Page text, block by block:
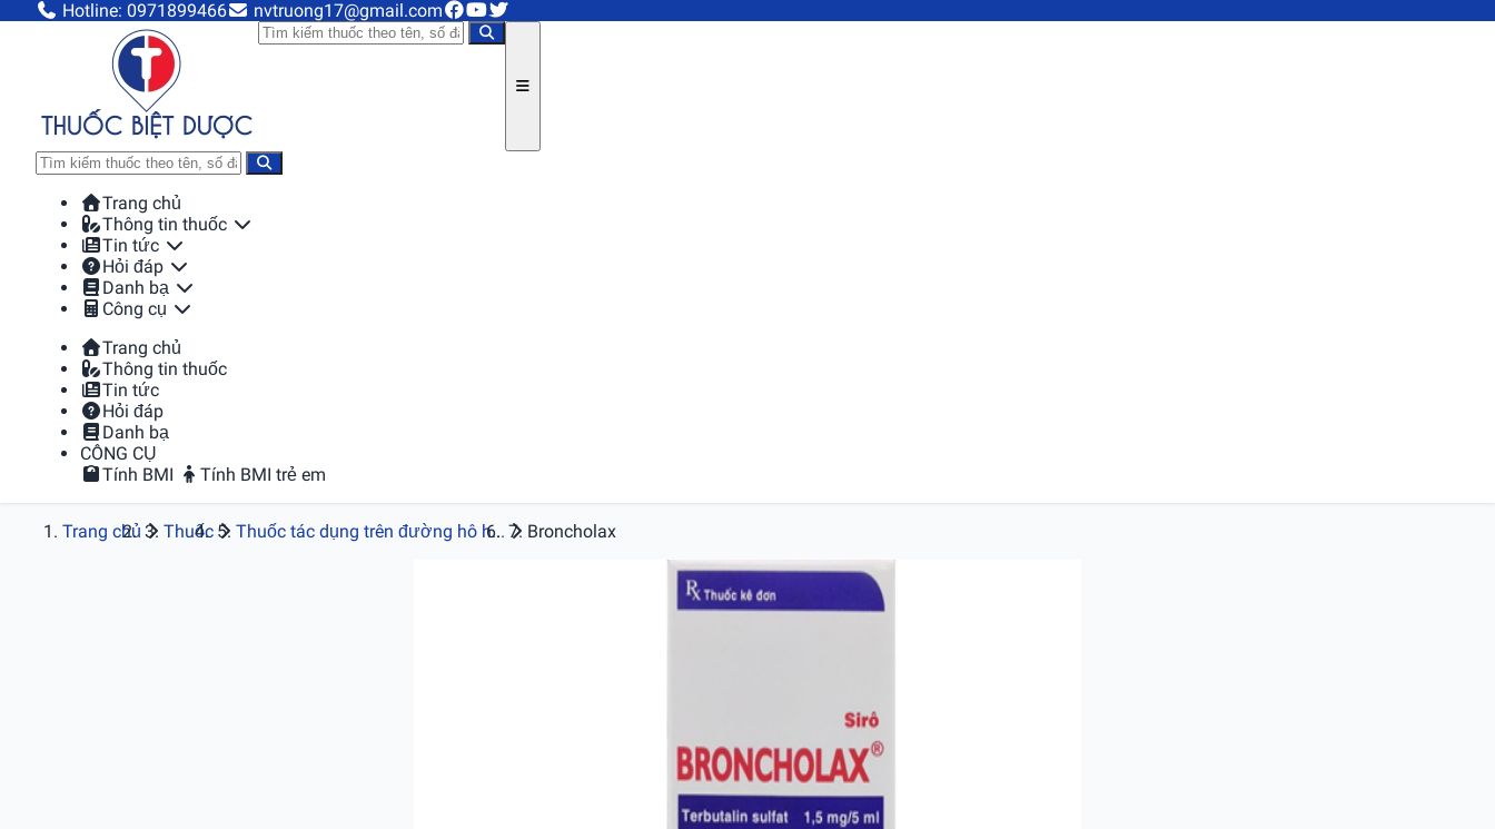
Hotline: 0971899466 nvtruong17@gmail.com
Trang chủ
Thông tin thuốc
Tin tức
Hỏi đáp
Danh bạ
Công cụ
Trang chủ
Thông tin thuốc
Tin tức
Hỏi đáp
Danh bạ
CÔNG CỤ
Tính BMI
Tính BMI trẻ em
Trang chủ Thuốc Thuốc tác dụng trên đường hô h... Broncholax